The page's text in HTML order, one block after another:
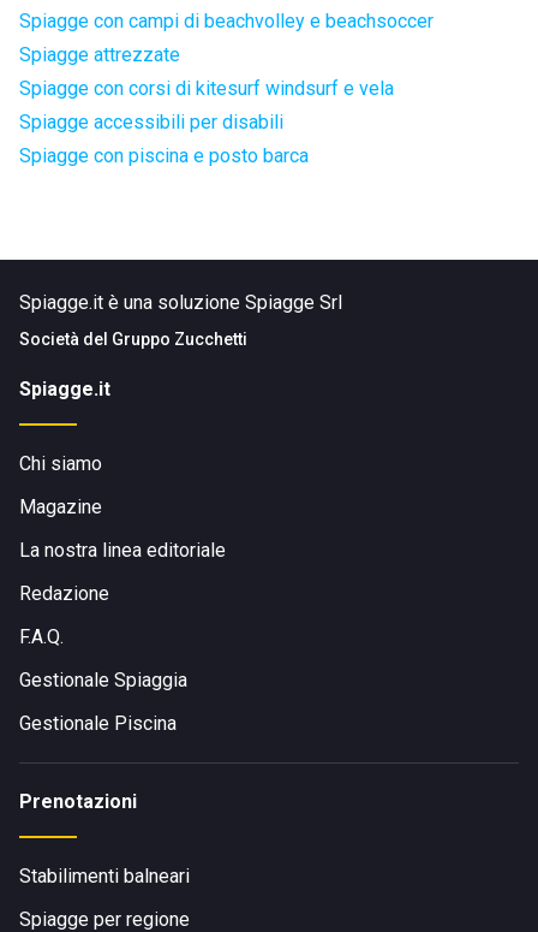
Spiagge con campi di beachvolley e beachsoccer
Spiagge attrezzate
Spiagge con corsi di kitesurf windsurf e vela
Spiagge accessibili per disabili
Spiagge con piscina e posto barca
Spiagge.it è una soluzione Spiagge Srl
Società del Gruppo Zucchetti
Spiagge.it
Chi siamo
Magazine
La nostra linea editoriale
Redazione
F.A.Q.
Gestionale Spiaggia
Gestionale Piscina
Prenotazioni
Stabilimenti balneari
Spiagge per regione